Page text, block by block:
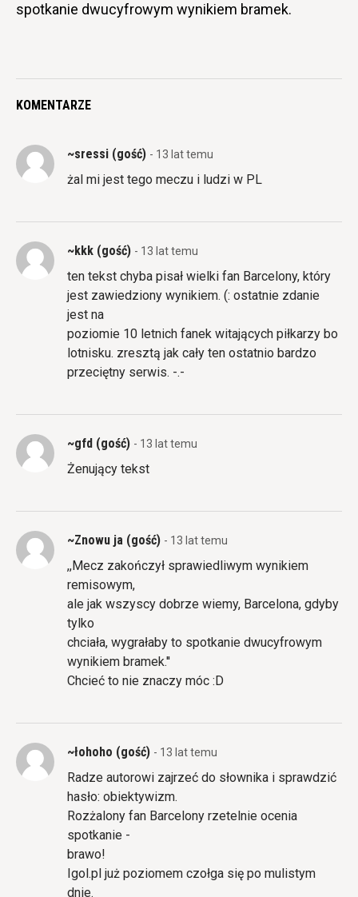
spotkanie dwucyfrowym wynikiem bramek.
KOMENTARZE
~sressi (gość) - 13 lat temu
żal mi jest tego meczu i ludzi w PL
~kkk (gość) - 13 lat temu
ten tekst chyba pisał wielki fan Barcelony, który
jest zawiedziony wynikiem. (: ostatnie zdanie
jest na
poziomie 10 letnich fanek witających piłkarzy bo
lotnisku. zresztą jak cały ten ostatnio bardzo
przeciętny serwis. -.-
~gfd (gość) - 13 lat temu
Żenujący tekst
~Znowu ja (gość) - 13 lat temu
,,Mecz zakończył sprawiedliwym wynikiem
remisowym,
ale jak wszyscy dobrze wiemy, Barcelona, gdyby
tylko
chciała, wygrałaby to spotkanie dwucyfrowym
wynikiem bramek.''
Chcieć to nie znaczy móc :D
~łohoho (gość) - 13 lat temu
Radze autorowi zajrzeć do słownika i sprawdzić
hasło: obiektywizm.
Rozżalony fan Barcelony rzetelnie ocenia
spotkanie -
brawo!
Igol.pl już poziomem czołga się po mulistym
dnie.